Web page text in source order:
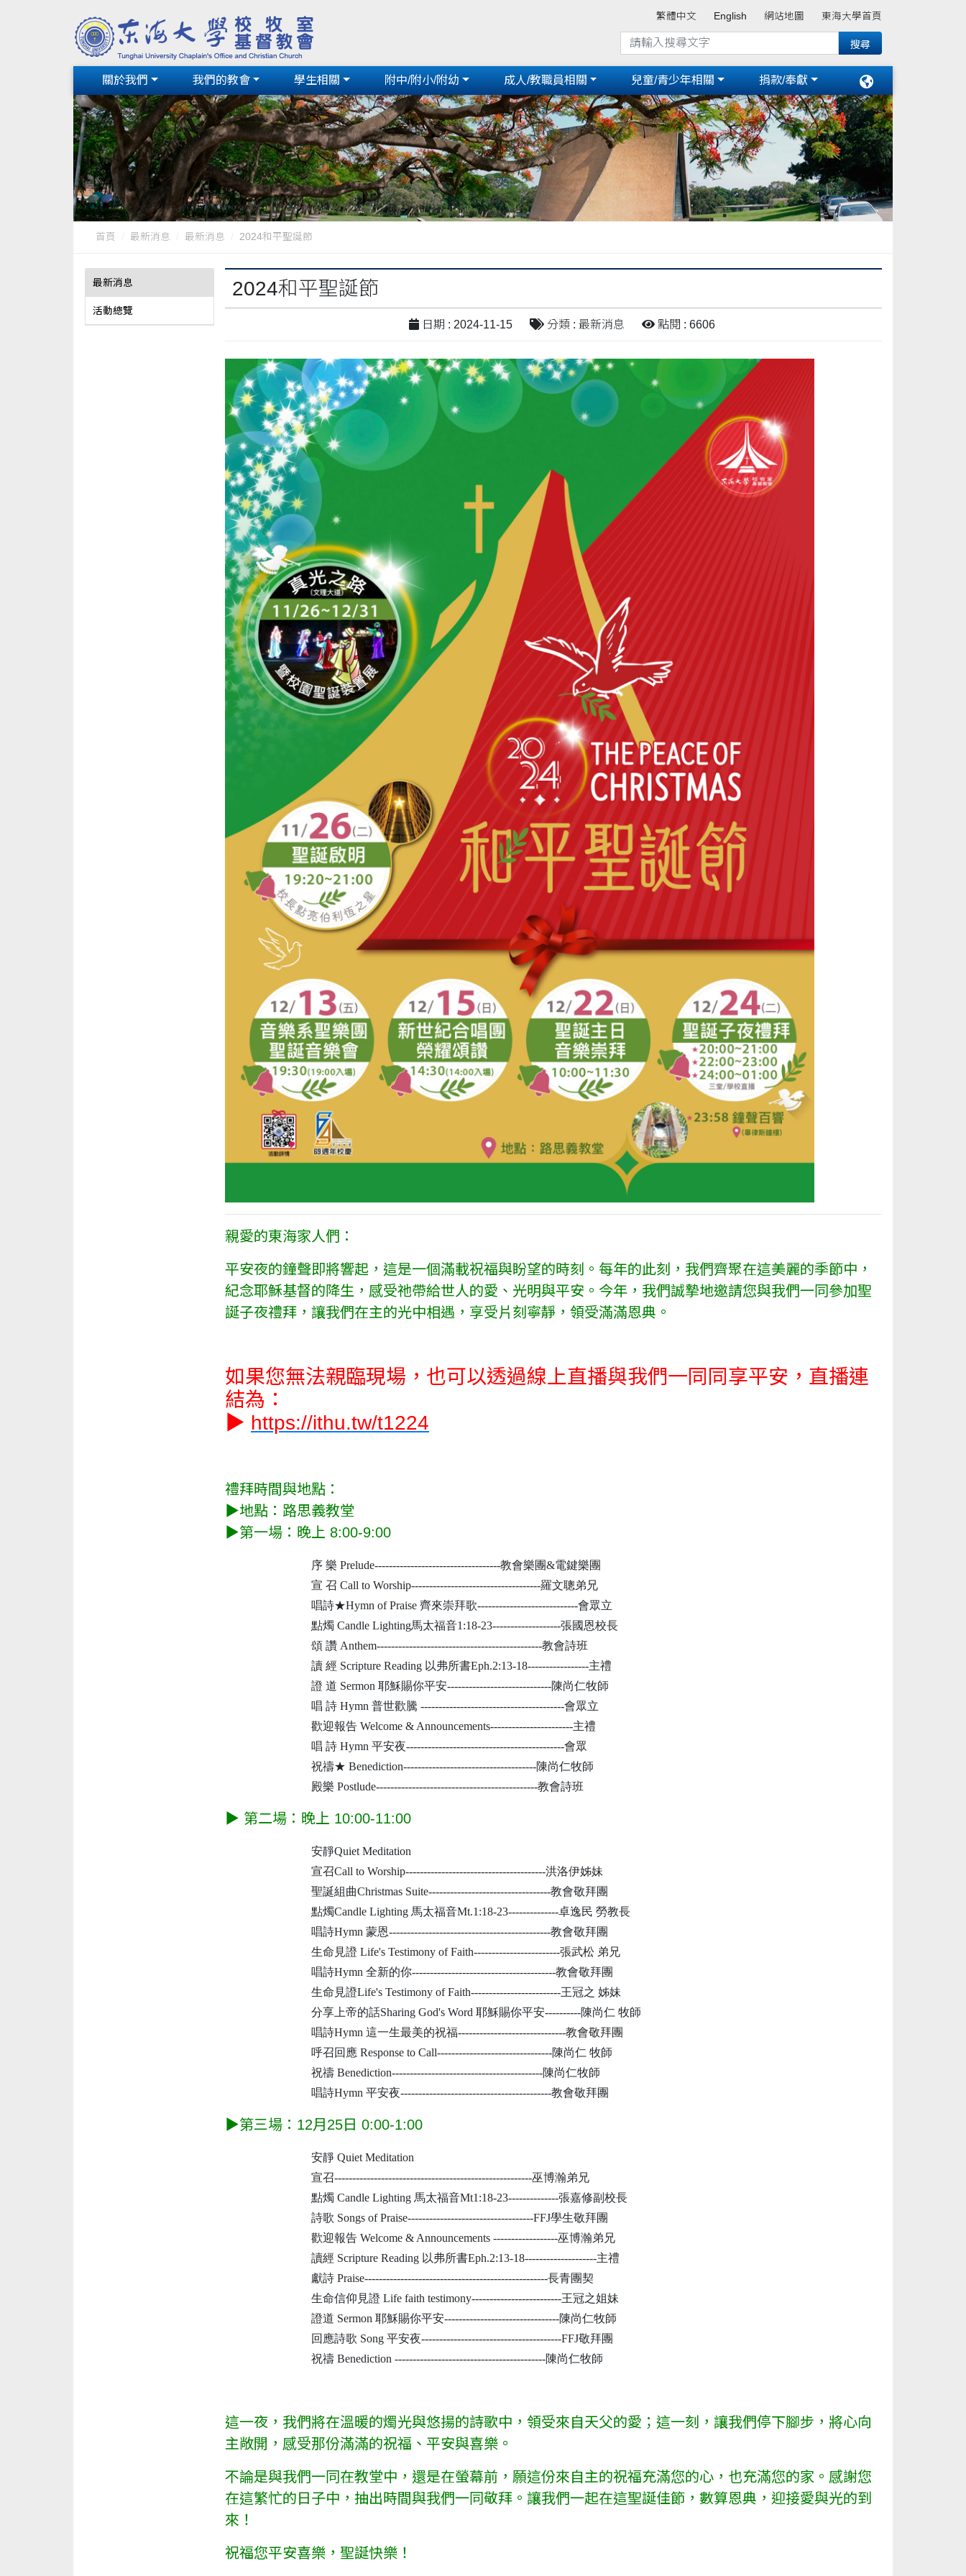
繁體中文 English 網站地圖 東海大學首頁
關於我們 我們的教會 學生相關 附中/附小/附幼 成人/教職員相關 兒童/青少年相關 捐款/奉獻
首頁 最新消息 最新消息 2024和平聖誕節
最新消息
活動總覽
2024和平聖誕節
日期 : 2024-11-15 分類 : 最新消息 點閱 : 6606
親愛的東海家人們：
平安夜的鐘聲即將響起，這是一個滿載祝福與盼望的時刻。每年的此刻，我們齊聚在這美麗的季節中，
紀念耶穌基督的降生，感受祂帶給世人的愛、光明與平安。今年，我們誠摯地邀請您與我們一同參加聖
誕子夜禮拜，讓我們在主的光中相遇，享受片刻寧靜，領受滿滿恩典。
如果您無法親臨現場，也可以透過線上直播與我們一同同享平安，直播連
結為：
▶ https://ithu.tw/t1224
禮拜時間與地點：
▶地點：路思義教堂
▶第一場：晚上 8:00-9:00
序 樂 Prelude-----------------------------------教會樂團&電鍵樂團
宣 召 Call to Worship------------------------------------羅文聰弟兄
唱詩★Hymn of Praise 齊來崇拜歌----------------------------會眾立
點燭 Candle Lighting馬太福音1:18-23-------------------張國恩校長
頌 讚 Anthem----------------------------------------------教會詩班
讀 經 Scripture Reading 以弗所書Eph.2:13-18-----------------主禮
證 道 Sermon 耶穌賜你平安-----------------------------陳尚仁牧師
唱 詩 Hymn 普世歡騰 ----------------------------------------會眾立
歡迎報告 Welcome & Announcements-----------------------主禮
唱 詩 Hymn 平安夜--------------------------------------------會眾
祝禱★ Benediction-------------------------------------陳尚仁牧師
殿樂 Postlude---------------------------------------------教會詩班
▶ 第二場：晚上 10:00-11:00
安靜Quiet Meditation
宣召Call to Worship---------------------------------------洪洛伊姊妹
聖誕組曲Christmas Suite----------------------------------教會敬拜團
點燭Candle Lighting 馬太福音Mt.1:18-23--------------卓逸民 勞教長
唱詩Hymn 蒙恩---------------------------------------------教會敬拜團
生命見證 Life's Testimony of Faith------------------------張武松 弟兄
唱詩Hymn 全新的你----------------------------------------教會敬拜團
生命見證Life's Testimony of Faith-------------------------王冠之 姊妹
分享上帝的話Sharing God's Word 耶穌賜你平安----------陳尚仁 牧師
唱詩Hymn 這一生最美的祝福------------------------------教會敬拜團
呼召回應 Response to Call--------------------------------陳尚仁 牧師
祝禱 Benediction------------------------------------------陳尚仁牧師
唱詩Hymn 平安夜------------------------------------------教會敬拜團
▶第三場：12月25日 0:00-1:00
安靜 Quiet Meditation
宣召-------------------------------------------------------巫博瀚弟兄
點燭 Candle Lighting 馬太福音Mt1:18-23--------------張嘉修副校長
詩歌 Songs of Praise-----------------------------------FFJ學生敬拜團
歡迎報告 Welcome & Announcements ------------------巫博瀚弟兄
讀經 Scripture Reading 以弗所書Eph.2:13-18--------------------主禮
獻詩 Praise---------------------------------------------------長青團契
生命信仰見證 Life faith testimony-------------------------王冠之姐妹
證道 Sermon 耶穌賜你平安--------------------------------陳尚仁牧師
回應詩歌 Song 平安夜---------------------------------------FFJ敬拜團
祝禱 Benediction ------------------------------------------陳尚仁牧師
這一夜，我們將在溫暖的燭光與悠揚的詩歌中，領受來自天父的愛；這一刻，讓我們停下腳步，將心向
主敞開，感受那份滿滿的祝福、平安與喜樂。
不論是與我們一同在教堂中，還是在螢幕前，願這份來自主的祝福充滿您的心，也充滿您的家。感謝您
在這繁忙的日子中，抽出時間與我們一同敬拜。讓我們一起在這聖誕佳節，數算恩典，迎接愛與光的到
來！
祝福您平安喜樂，聖誕快樂！